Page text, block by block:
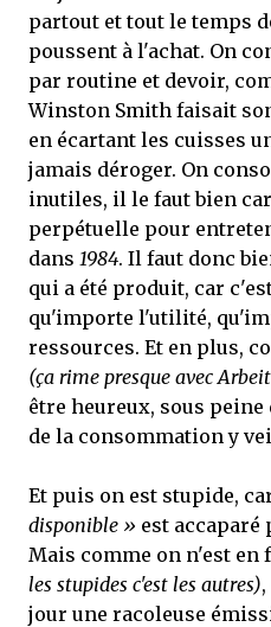
partout et tout le temps
poussent à l'achat. On
par routine et devoir,
Winston Smith faisait
en écartant les cuisses
jamais déroger. On
inutiles, il le faut bien
perpétuelle pour
dans 1984. Il faut donc
qui a été produit, car
qu'importe l'utilité,
ressources. Et en plus,
(ça rime presque avec
être heureux, sous
de la consommation y
Et puis on est stupide,
disponible » est accaparé
Mais comme on n'est en
les stupides c'est les autres)
jour une racoleuse